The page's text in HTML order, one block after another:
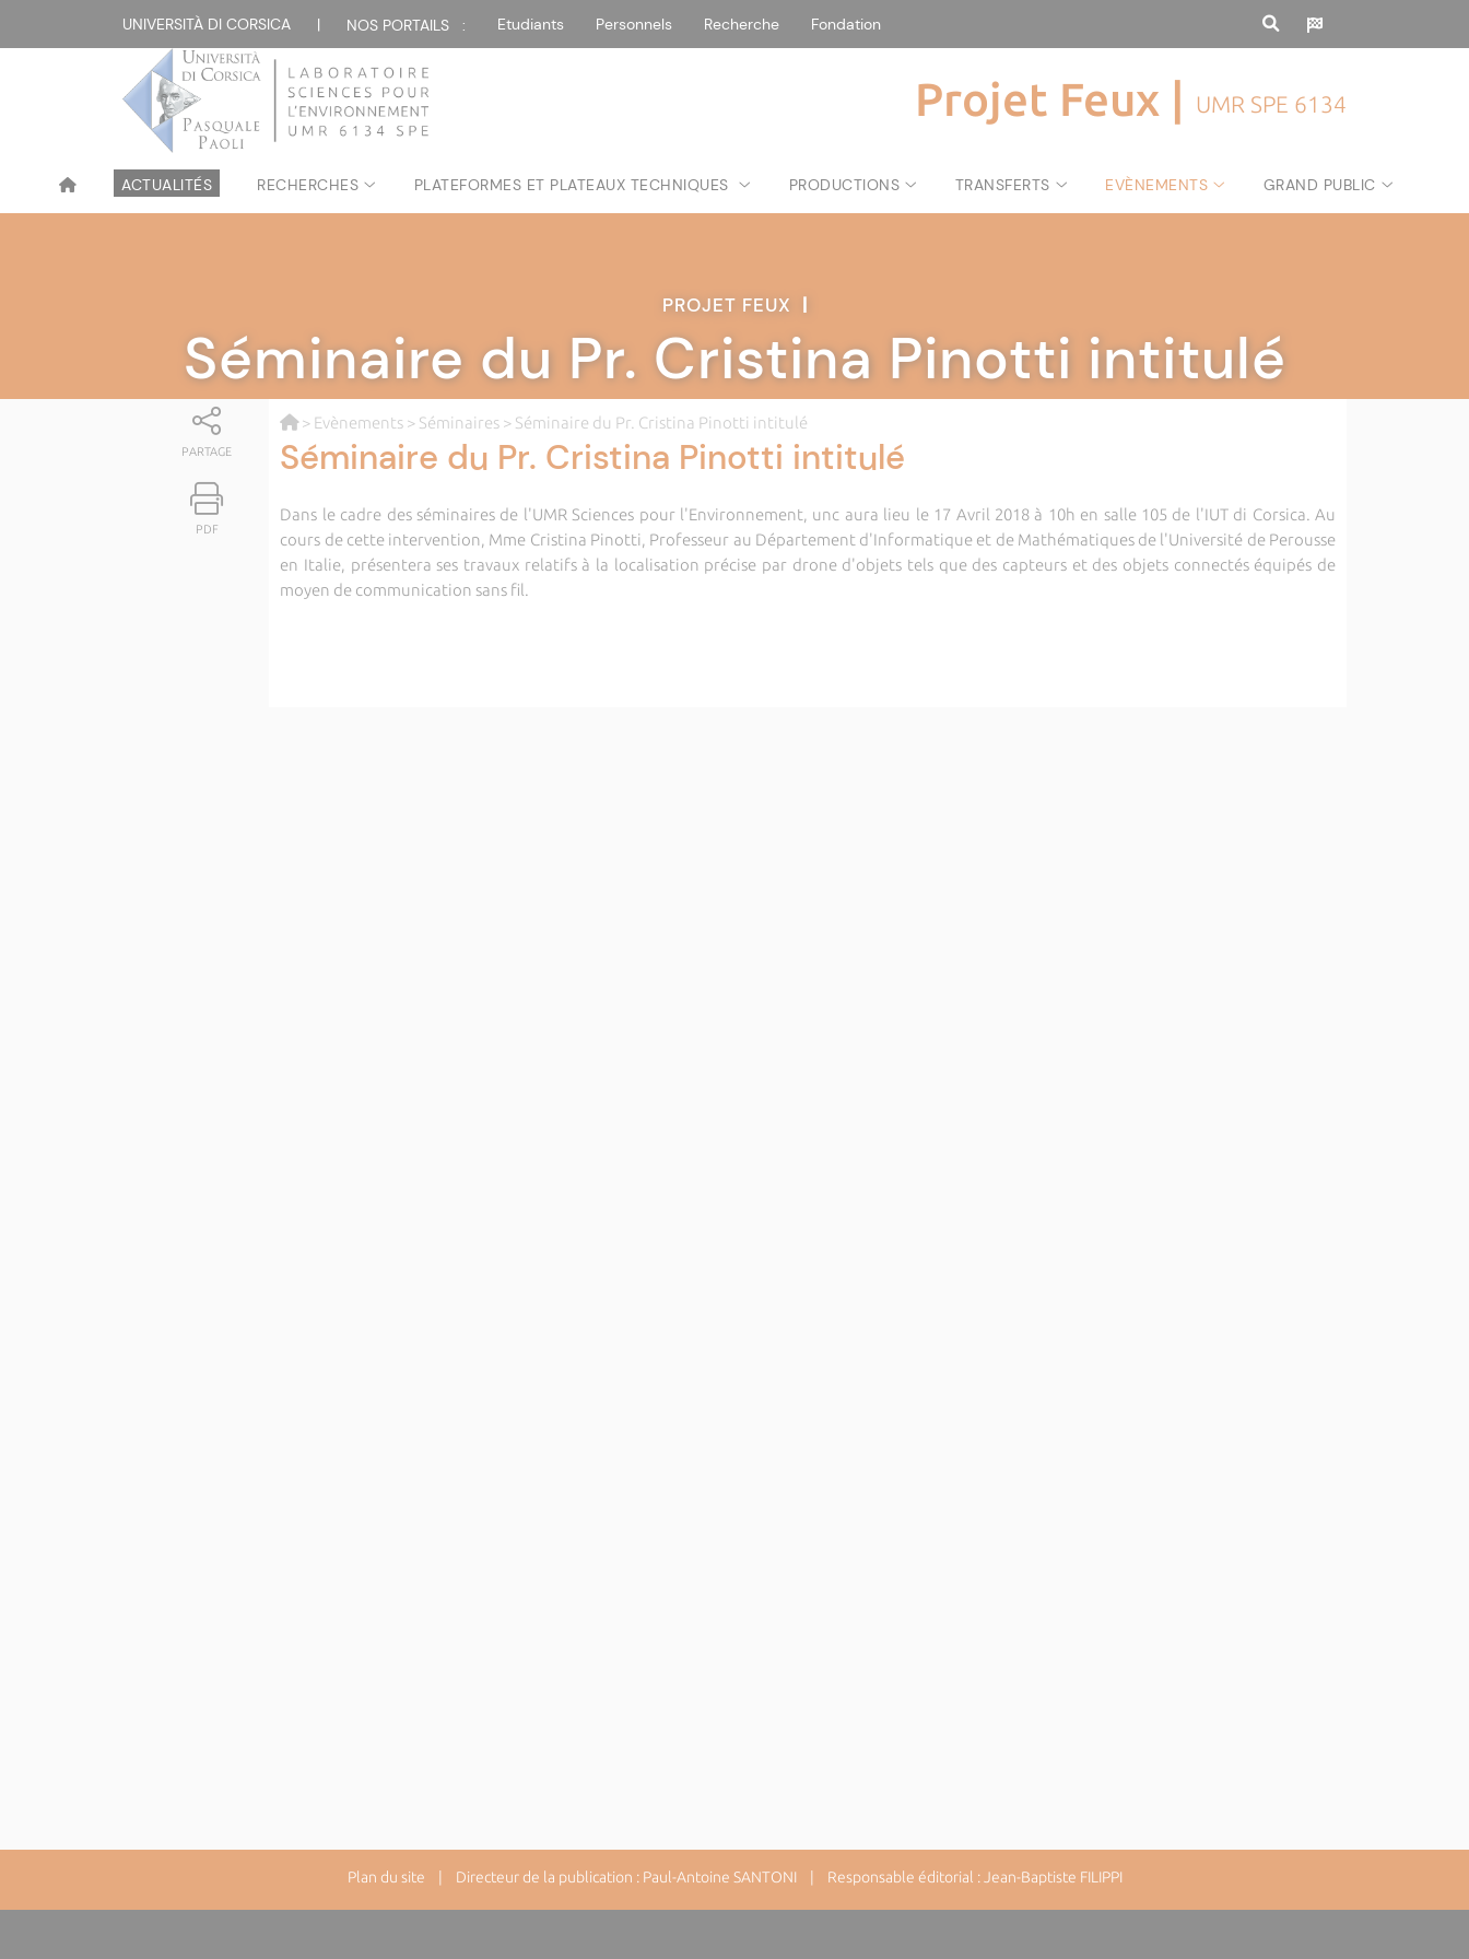
UNIVERSITÀ DI CORSICA | NOS PORTAILS : Etudiants Personnels Recherche Fondation
Projet Feux | UMR SPE 6134
ACTUALITÉS RECHERCHES PLATEFORMES ET PLATEAUX TECHNIQUES PRODUCTIONS TRANSFERTS EVÈNEMENTS GRAND PUBLIC
PROJET FEUX |
Séminaire du Pr. Cristina Pinotti intitulé
PARTAGE
PDF
> Evènements > Séminaires > Séminaire du Pr. Cristina Pinotti intitulé
Séminaire du Pr. Cristina Pinotti intitulé
Dans le cadre des séminaires de l'UMR Sciences pour l'Environnement, unc aura lieu le 17 Avril 2018 à 10h en salle 105 de l'IUT di Corsica. Au
cours de cette intervention, Mme Cristina Pinotti, Professeur au Département d'Informatique et de Mathématiques de l'Université de Perousse
en Italie, présentera ses travaux relatifs à la localisation précise par drone d'objets tels que des capteurs et des objets connectés équipés de
moyen de communication sans fil.
Plan du site | Directeur de la publication : Paul-Antoine SANTONI | Responsable éditorial : Jean-Baptiste FILIPPI